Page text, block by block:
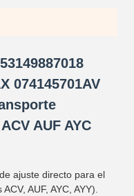
074145701AV
AUF AYC
ajuste directo para el
AUF, AYC, AYY).